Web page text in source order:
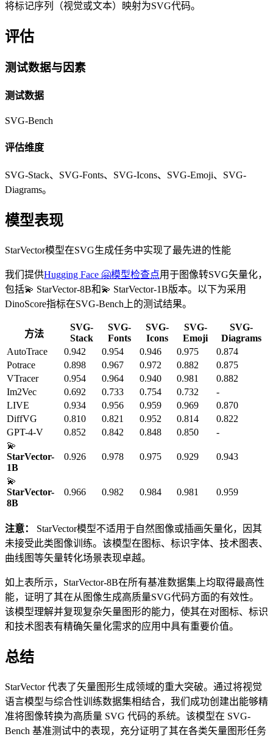
将标记序列（视觉或文本）映射为SVG代码。
评估
测试数据与因素
测试数据
SVG-Bench
评估维度
SVG-Stack、SVG-Fonts、SVG-Icons、SVG-Emoji、SVG-
Diagrams。
模型表现
StarVector模型在SVG生成任务中实现了最先进的性能
我们提供Hugging Face 🤗模型检查点用于图像转SVG矢量化，
包括💫 StarVector-8B和💫 StarVector-1B版本。以下为采用
DinoScore指标在SVG-Bench上的测试结果。
方法
SVG-
Stack
SVG-
Fonts
SVG-
Icons
SVG-
Emoji
SVG-
Diagrams
AutoTrace
0.942 0.954 0.946 0.975
0.874
Potrace
0.898 0.967 0.972 0.882
0.875
VTracer
0.954 0.964 0.940 0.981
0.882
Im2Vec
0.692 0.733 0.754 0.732
-
LIVE
0.934 0.956 0.959 0.969
0.870
DiffVG
0.810 0.821 0.952 0.814
0.822
GPT-4-V
0.852 0.842 0.848 0.850
-
💫
StarVector-
1B
0.926 0.978 0.975 0.929 0.943
💫
StarVector-
8B
0.966 0.982 0.984 0.981 0.959
注意：
StarVector模型不适用于自然图像或插画矢量化，因其
未接受此类图像训练。该模型在图标、标识字体、技术图表、
曲线图等矢量转化场景表现卓越。
如上表所示，StarVector-8B在所有基准数据集上均取得最高性
能，证明了其在从图像生成高质量SVG代码方面的有效性。
该模型理解并复现复杂矢量图形的能力，使其在对图标、标识
和技术图表有精确矢量化需求的应用中具有重要价值。
总结
StarVector 代表了矢量图形生成领域的重大突破。通过将视觉
语言模型与综合性训练数据集相结合，我们成功创建出能够精
准将图像转换为高质量 SVG 代码的系统。该模型在 SVG-
Bench 基准测试中的表现，充分证明了其在各类矢量图形任务